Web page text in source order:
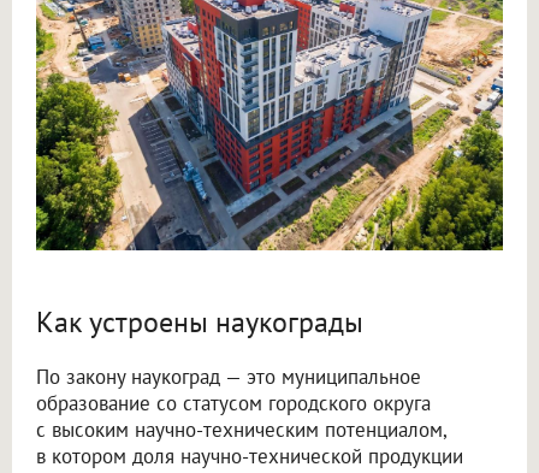
Как устроены наукограды
По закону наукоград — это муниципальное
образование со статусом городского округа
с высоким научно-техническим потенциалом,
в котором доля научно-технической продукции